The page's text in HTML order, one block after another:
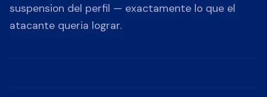
suspension del perfil — exactamente lo que el
atacante queria lograr.